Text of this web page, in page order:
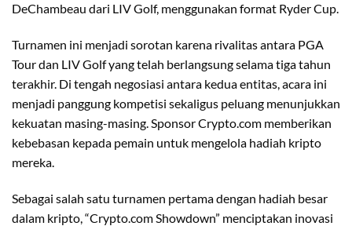
DeChambeau dari LIV Golf, menggunakan format Ryder Cup.
Turnamen ini menjadi sorotan karena rivalitas antara PGA
Tour dan LIV Golf yang telah berlangsung selama tiga tahun
terakhir. Di tengah negosiasi antara kedua entitas, acara ini
menjadi panggung kompetisi sekaligus peluang menunjukkan
kekuatan masing-masing. Sponsor Crypto.com memberikan
kebebasan kepada pemain untuk mengelola hadiah kripto
mereka.
Sebagai salah satu turnamen pertama dengan hadiah besar
dalam kripto, “Crypto.com Showdown” menciptakan inovasi